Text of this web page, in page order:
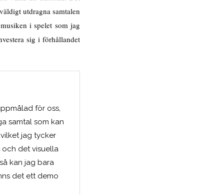
utdragna samtalen
i spelet som jag
sig i förhållandet
för oss,
samtal som kan
jag tycker
och det visuella
kan jag bara
det ett demo